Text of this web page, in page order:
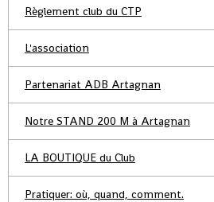
Règlement club du CTP
L'association
Partenariat ADB Artagnan
Notre STAND 200 M à Artagnan
LA BOUTIQUE du Club
Pratiquer: où, quand, comment.